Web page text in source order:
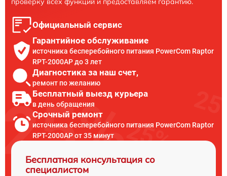
Официальный сервис
Гарантийное обслуживание
источника бесперебойного питания PowerCom Raptor
RPT-2000AP до 3 лет
Диагностика за наш счет,
ремонт по желанию
Бесплатный выезд курьера
в день обращения
Срочный ремонт
источника бесперебойного питания PowerCom Raptor
RPT-2000AP от 35 минут
Бесплатная консультация со
специалистом